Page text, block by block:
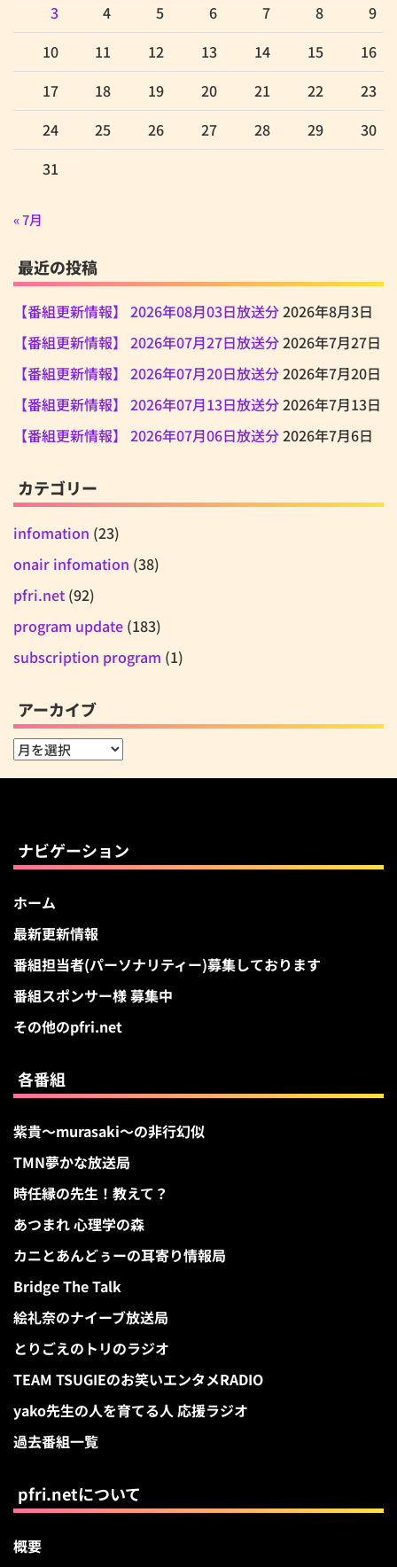
3
4 5 6 7 8
9
10
11 12 13 14 15
16
17
18 19 20 21 22
23
24
25 26 27 28 29
30
31
« 7月
最近の投稿
【番組更新情報】 2026年08月03日放送分2026年8月3日
【番組更新情報】 2026年07月27日放送分2026年7月27日
【番組更新情報】 2026年07月20日放送分2026年7月20日
【番組更新情報】 2026年07月13日放送分2026年7月13日
【番組更新情報】 2026年07月06日放送分2026年7月6日
カテゴリー
infomation (23)
onair infomation (38)
pfri.net (92)
program update (183)
subscription program (1)
アーカイブ
ア
ナビゲーション
ホーム
最新更新情報
番組担当者(パーソナリティー)募集しております
番組スポンサー様 募集中
その他のpfri.net
各番組
紫貴～murasaki～の非行幻似
TMN夢かな放送局
時任縁の先生！教えて？
あつまれ 心理学の森
カニとあんどぅーの耳寄り情報局
Bridge The Talk
絵礼奈のナイーブ放送局
とりごえのトリのラジオ
TEAM TSUGIEのお笑いエンタメRADIO
yako先生の人を育てる人 応援ラジオ
過去番組一覧
pfri.netについて
概要